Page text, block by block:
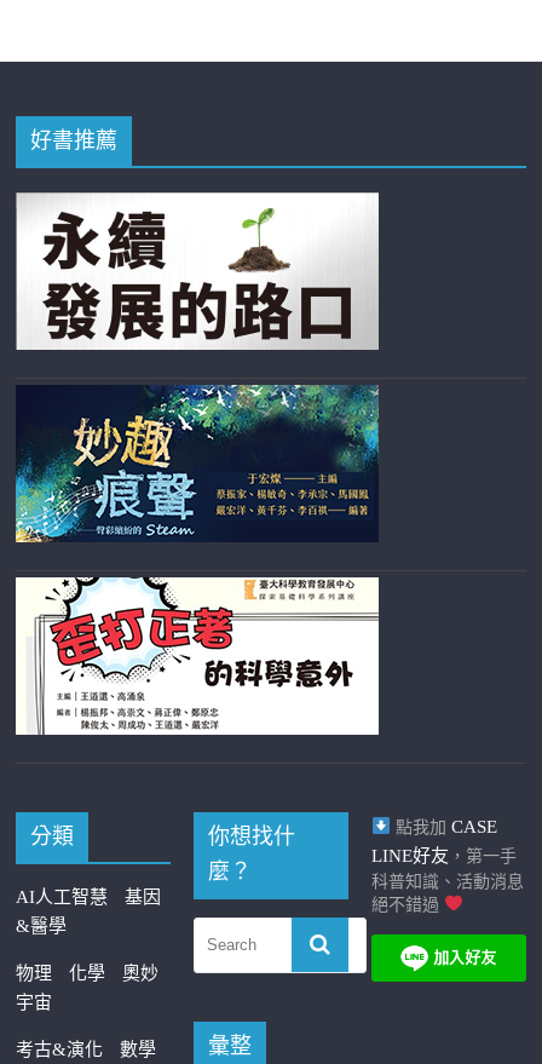
好書推薦
分類
AI人工智慧
基因
&醫學
物理 化學
奧妙
宇宙
考古&演化
數學
你想找什
麼？
彙整
點我加 CASE
LINE好友 ，第一手
科普知識、活動消息
絕不錯過